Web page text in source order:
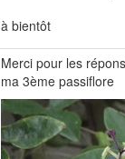
à bientôt
Merci pour les
ma 3ème passiflore